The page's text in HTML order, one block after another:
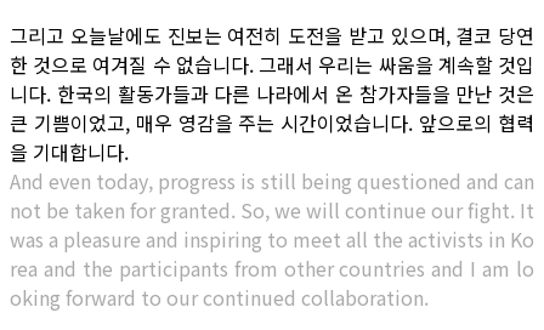
그리고 오늘날에도 진보는 여전히 도전을 받고 있으며, 결코 당연
한 것으로 여겨질 수 없습니다. 그래서 우리는 싸움을 계속할 것입
니다. 한국의 활동가들과 다른 나라에서 온 참가자들을 만난 것은
큰 기쁨이었고, 매우 영감을 주는 시간이었습니다. 앞으로의 협력
을 기대합니다.
And even today, progress is still being questioned and can
not be taken for granted. So, we will continue our fight. It
was a pleasure and inspiring to meet all the activists in Ko
rea and the participants from other countries and I am lo
oking forward to our continued collaboration.